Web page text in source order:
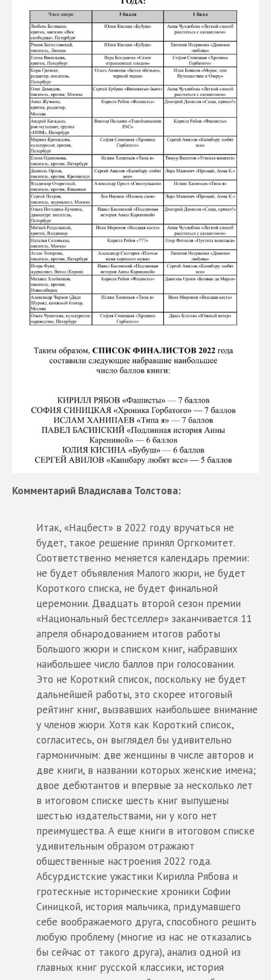
Комментарий Владислава Толстова:
Итак, «Нацбест» в 2022 году вручаться не
будет, такое решение принял Оргкомитет.
Соответственно меняется календарь премии:
не будет объявления Малого жюри, не будет
Короткого списка, не будет финальной
церемонии. Двадцать второй сезон премии
«Национальный бестселлер» заканчивается 11
апреля обнародованием итогов работы
Большого жюри и списком книг, набравших
наибольшее число баллов при голосовании.
Это не Короткий список, поскольку не будет
дальнейшей работы, это скорее итоговый
рейтинг книг, вызвавших наибольшее внимание
у членов жюри. Хотя как Короткий список,
согласитесь, он выглядел бы удивительно
гармоничным: две женщины в числе авторов и
две книги, в названии которых женские имена;
двое дебютантов и впервые за несколько лет
в итоговом списке шесть книг выпущены
шестью издательствами, ни у кого нет
преимущества. А еще книги в итоговом списке
удивительным образом отражают
общественные настроения 2022 года.
Абсурдистские ужастики Кирилла Рябова и
гротескные исторические хроники Софии
Синицкой, история мальчика, придумавшего
себе воображаемого друга, способного решить
любую проблему (многие из нас не отказались
бы сейчас от такого друга), анализ одной из
главных книг русской классики, история